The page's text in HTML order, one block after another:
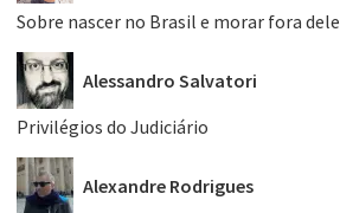
Sobre nascer no Brasil e morar fora dele
Alessandro Salvatori
Privilégios do Judiciário
Alexandre Rodrigues